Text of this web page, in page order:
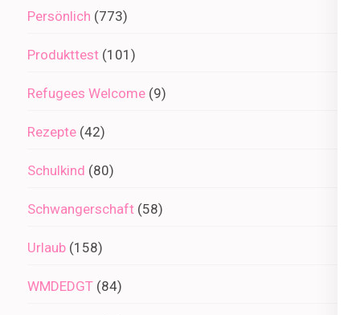
Persönlich (773)
Produkttest (101)
Refugees Welcome (9)
Rezepte (42)
Schulkind (80)
Schwangerschaft (58)
Urlaub (158)
WMDEDGT (84)